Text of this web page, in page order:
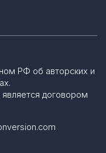
РФ об авторских и
договором